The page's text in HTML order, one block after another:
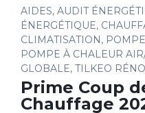
AIDES, AUDIT
ÉNERGÉTIQUE,
CLIMATISATION,
POMPE À CHALEUR
GLOBALE, TILKEO
Prime Coup
Chauffage